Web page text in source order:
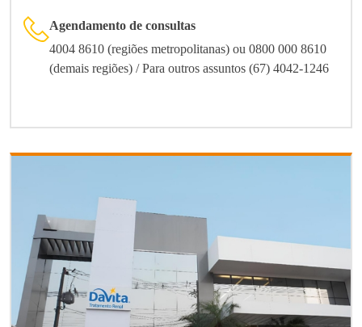
Agendamento de consultas
4004 8610 (regiões metropolitanas) ou 0800 000 8610
(demais regiões) / Para outros assuntos (67) 4042-1246